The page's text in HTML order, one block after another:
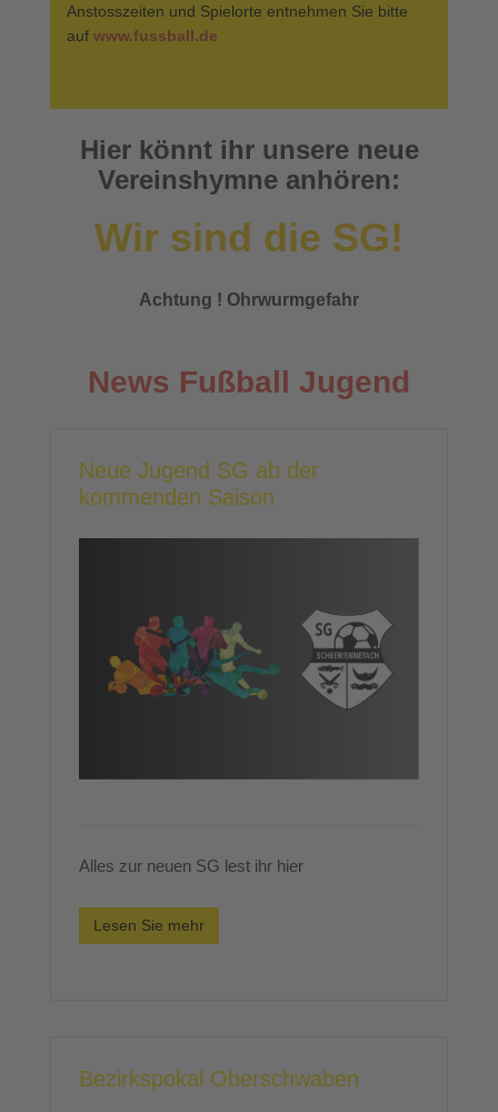
Anstosszeiten und Spielorte entnehmen Sie bitte
auf www.fussball.de
Hier könnt ihr unsere neue
Vereinshymne anhören:
Wir sind die SG!
Achtung ! Ohrwurmgefahr
News Fußball Jugend
Neue Jugend SG ab der
kommenden Saison
Alles zur neuen SG lest ihr hier
Lesen Sie mehr
Bezirkspokal Oberschwaben